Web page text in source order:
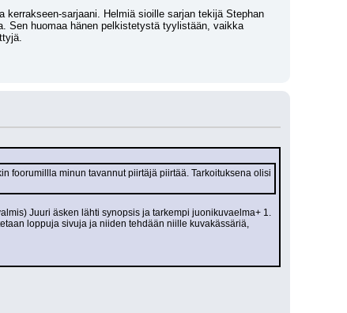
sarjaani. Helmiä sioille sarjan tekijä Stephan
Sen huomaa hänen pelkistetystä tyylistään, vaikka
foorumillla minun tavannut piirtäjä piirtää. Tarkoituksena olisi
Juuri äsken lähti synopsis ja tarkempi juonikuvaelma+ 1.
loppuja sivuja ja niiden tehdään niille kuvakässäriä,